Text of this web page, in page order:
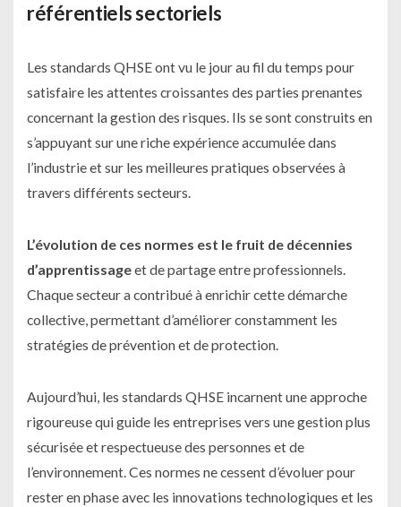
référentiels sectoriels
Les standards QHSE ont vu le jour au fil du temps pour
satisfaire les attentes croissantes des parties prenantes
concernant la gestion des risques. Ils se sont construits en
s’appuyant sur une riche expérience accumulée dans
l’industrie et sur les meilleures pratiques observées à
travers différents secteurs.
L’évolution de ces normes est le fruit de décennies
d’apprentissageet de partage entre professionnels.
Chaque secteur a contribué à enrichir cette démarche
collective, permettant d’améliorer constamment les
stratégies de prévention et de protection.
Aujourd’hui, les standards QHSE incarnent une approche
rigoureuse qui guide les entreprises vers une gestion plus
sécurisée et respectueuse des personnes et de
l’environnement. Ces normes ne cessent d’évoluer pour
rester en phase avec les innovations technologiques et les